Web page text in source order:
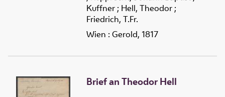
Kuffner ; Hell, Theodor ;
Friedrich, T.Fr.
Wien : Gerold, 1817
Brief an Theodor Hell